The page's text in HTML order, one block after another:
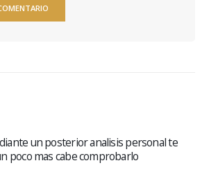
un posterior analisis personal te
poco mas cabe comprobarlo